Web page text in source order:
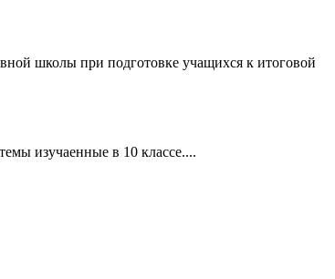
школы при подготовке учащихся к итоговой
изучаенные в 10 классе....